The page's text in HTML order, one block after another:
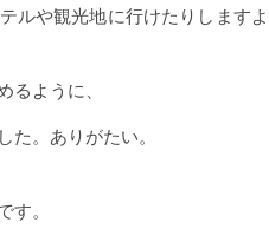
ルや観光地に行けたりしますよ
るように、
。ありがたい。
。